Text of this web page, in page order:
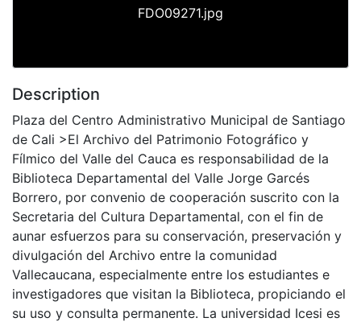
FDO09271.jpg
Description
Plaza del Centro Administrativo Municipal de Santiago
de Cali >El Archivo del Patrimonio Fotográfico y
Fílmico del Valle del Cauca es responsabilidad de la
Biblioteca Departamental del Valle Jorge Garcés
Borrero, por convenio de cooperación suscrito con la
Secretaria del Cultura Departamental, con el fin de
aunar esfuerzos para su conservación, preservación y
divulgación del Archivo entre la comunidad
Vallecaucana, especialmente entre los estudiantes e
investigadores que visitan la Biblioteca, propiciando el
su uso y consulta permanente. La universidad Icesi es